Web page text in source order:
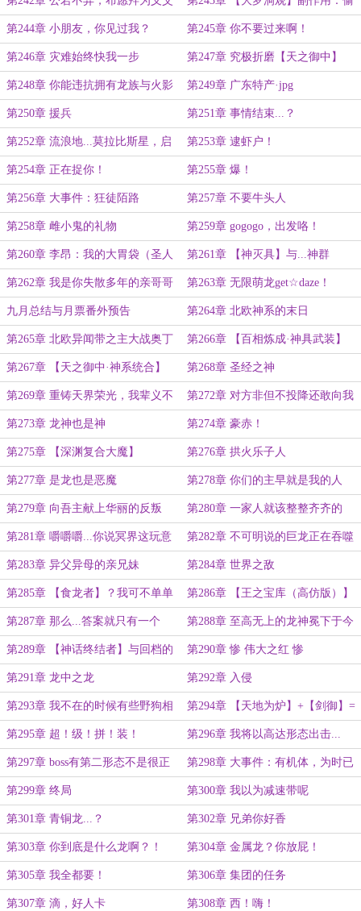
窥
第244章 小朋友，你见过我？ 第245章 你不要过来啊！
第246章 灾难始终快我一步 第247章 究极折磨【天之御中】
第248章 你能违抗拥有龙族与火影
之力的我吗？！
第249章 广东特产·jpg
第250章 援兵 第251章 事情结束...？
第252章 流浪地...莫拉比斯星，启
动！（有修改，请刷新）
第253章 逮虾户！
第254章 正在捉你！ 第255章 爆！
第256章 大事件：狂徒陌路 第257章 不要牛头人
第258章 雌小鬼的礼物 第259章 gogogo，出发咯！
第260章 李昂：我的大胃袋（圣人
盗）已经饥渴难耐了
第261章 【神灭具】与...神群
第262章 我是你失散多年的亲哥哥
啊奥菲斯！
第263章 无限萌龙get☆daze！
九月总结与月票番外预告 第264章 北欧神系的末日
第265章 北欧异闻带之主大战奥丁
（？）
第266章 【百相炼成·神具武装】
第267章 【天之御中·神系统合】 第268章 圣经之神
第269章 重铸天界荣光，我辈义不
容辞
第272章 对方非但不投降还敢向我
方反击
第273章 龙神也是神 第274章 豪赤！
第275章 【深渊复合大魔】 第276章 拱火乐子人
第277章 是龙也是恶魔 第278章 你们的主早就是我的人
啦！
第279章 向吾主献上华丽的反叛 第280章 一家人就该整整齐齐的
第281章 嚼嚼嚼...你说冥界这玩意
是谁发明的呢
第282章 不可明说的巨龙正在吞噬
我们的世界
第283章 异父异母的亲兄妹 第284章 世界之敌
第285章 【食龙者】？我可不单单
是龙。
第286章 【王之宝库（高仿版）】
第287章 那么...答案就只有一个
了！
第288章 至高无上的龙神冕下于今
日抵达他忠诚的地球
第289章 【神话终结者】与回档的
可能性
第290章 惨 伟大之红 惨
第291章 龙中之龙 第292章 入侵
第293章 我不在的时候有些野狗相
当嚣张啊
第294章 【天地为炉】+【剑御】=
赛博坦皇帝（？）
第295章 超！级！拼！装！ 第296章 我将以高达形态出击...
诶？怎么坏了？
第297章 boss有第二形态不是很正
常吗？
第298章 大事件：有机体，为时已
晚！
第299章 终局 第300章 我以为减速带呢
第301章 青铜龙...？ 第302章 兄弟你好香
第303章 你到底是什么龙啊？！ 第304章 金属龙？你放屁！
第305章 我全都要！ 第306章 集团的任务
第307章 滴，好人卡 第308章 西！嗨！